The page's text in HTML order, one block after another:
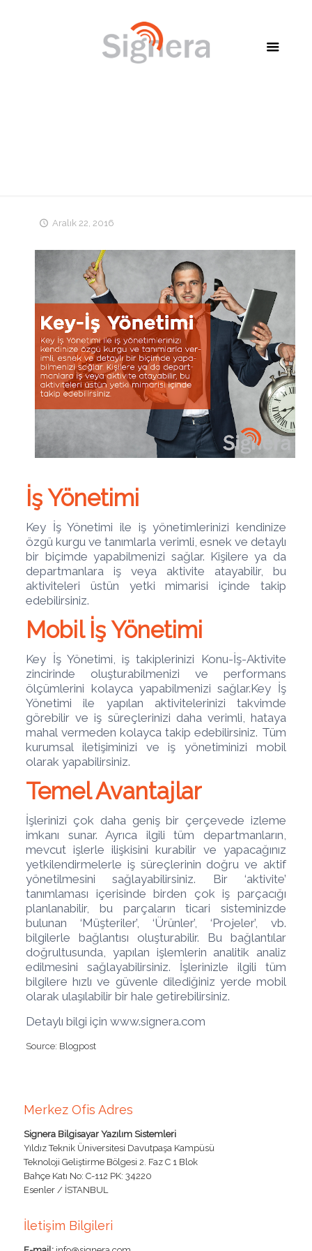
Aralık 22, 2016
İş Yönetimi
Key İş Yönetimi ile iş yönetimlerinizi kendinize
özgü kurgu ve tanımlarla verimli, esnek ve detaylı
bir biçimde yapabilmenizi sağlar. Kişilere ya da
departmanlara iş veya aktivite atayabilir, bu
aktiviteleri üstün yetki mimarisi içinde takip
edebilirsiniz.
Mobil İş Yönetimi
Key İş Yönetimi, iş takiplerinizi Konu-İş-Aktivite
zincirinde oluşturabilmenizi ve performans
ölçümlerini kolayca yapabilmenizi sağlar.Key İş
Yönetimi ile yapılan aktivitelerinizi takvimde
görebilir ve iş süreçlerinizi daha verimli, hataya
mahal vermeden kolayca takip edebilirsiniz. Tüm
kurumsal iletişiminizi ve iş yönetiminizi mobil
olarak yapabilirsiniz.
Temel Avantajlar
İşlerinizi çok daha geniş bir çerçevede izleme
imkanı sunar. Ayrıca ilgili tüm departmanların,
mevcut işlerle ilişkisini kurabilir ve yapacağınız
yetkilendirmelerle iş süreçlerinin doğru ve aktif
yönetilmesini sağlayabilirsiniz. Bir ‘aktivite’
tanımlaması içerisinde birden çok iş parçacığı
planlanabilir, bu parçaların ticari sisteminizde
bulunan ‘Müşteriler’, ‘Ürünler’, ‘Projeler’, vb.
bilgilerle bağlantısı oluşturabilir. Bu bağlantılar
doğrultusunda, yapılan işlemlerin analitik analiz
edilmesini sağlayabilirsiniz. İşlerinizle ilgili tüm
bilgilere hızlı ve güvenle dilediğiniz yerde mobil
olarak ulaşılabilir bir hale getirebilirsiniz.
Detaylı bilgi için www.signera.com
Source: Blogpost
Merkez Ofis Adres
Signera Bilgisayar Yazılım Sistemleri
Yıldız Teknik Üniversitesi Davutpaşa Kampüsü
Teknoloji Geliştirme Bölgesi 2. Faz C 1 Blok
Bahçe Katı No: C-112 PK: 34220
Esenler / İSTANBUL
İletişim Bilgileri